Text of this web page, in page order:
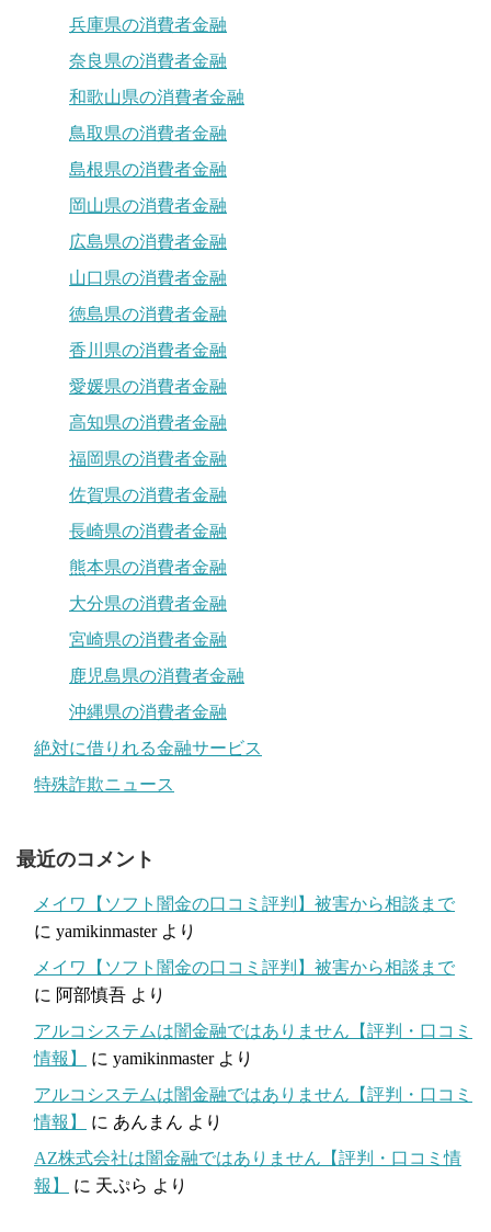
兵庫県の消費者金融
奈良県の消費者金融
和歌山県の消費者金融
鳥取県の消費者金融
島根県の消費者金融
岡山県の消費者金融
広島県の消費者金融
山口県の消費者金融
徳島県の消費者金融
香川県の消費者金融
愛媛県の消費者金融
高知県の消費者金融
福岡県の消費者金融
佐賀県の消費者金融
長崎県の消費者金融
熊本県の消費者金融
大分県の消費者金融
宮崎県の消費者金融
鹿児島県の消費者金融
沖縄県の消費者金融
絶対に借りれる金融サービス
特殊詐欺ニュース
最近のコメント
メイワ【ソフト闇金の口コミ評判】被害から相談まで
に yamikinmasterより
メイワ【ソフト闇金の口コミ評判】被害から相談まで
に 阿部慎吾 より
アルコシステムは闇金融ではありません【評判・口コミ
情報】
に yamikinmasterより
アルコシステムは闇金融ではありません【評判・口コミ
情報】
に あんまん より
AZ株式会社は闇金融ではありません【評判・口コミ情
報】
に 天ぷら より